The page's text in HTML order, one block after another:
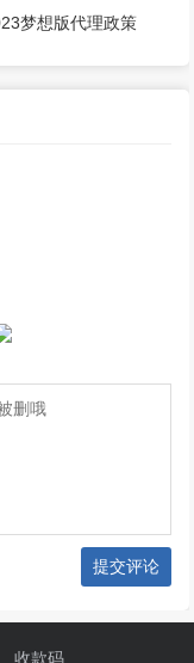
梦想版代理政策
提交评论
收款码